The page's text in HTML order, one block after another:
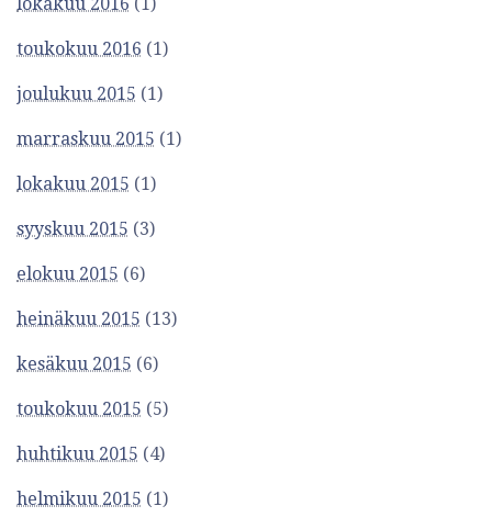
toukokuu 2016 (1)
joulukuu 2015 (1)
marraskuu 2015 (1)
lokakuu 2015 (1)
syyskuu 2015 (3)
elokuu 2015 (6)
heinäkuu 2015 (13)
kesäkuu 2015 (6)
toukokuu 2015 (5)
huhtikuu 2015 (4)
helmikuu 2015 (1)